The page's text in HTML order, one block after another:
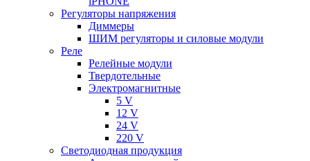
Регуляторы напряжения
Диммеры
ШИМ регуляторы и силовые модули
Реле
Релейные модули
Твердотельные
Электромагнитные
5 V
12 V
24 V
220 V
Светодиодная продукция